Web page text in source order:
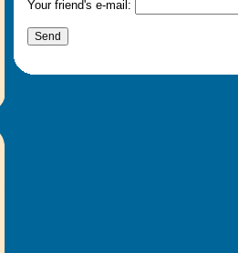
Your friend's e-mail: